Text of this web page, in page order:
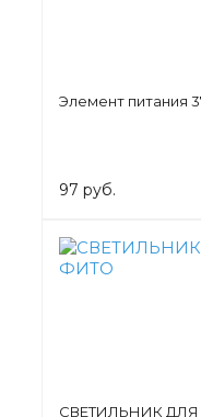
Элемент питания
97 руб.
СВЕТИЛЬНИК